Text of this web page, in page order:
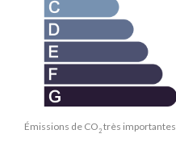
Émissions de CO 2 très importantes